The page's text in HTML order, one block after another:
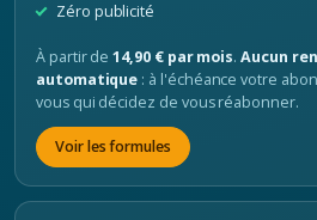
Zéro publicité
À partir de14,90 € par mois.Aucun
automatique : à l'échéance votre
vous qui décidez de vous réabonner.
Voir les formules